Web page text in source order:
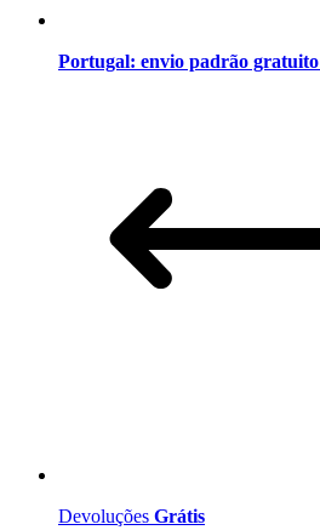
Portugal: envio padrão gratuito
Devoluções Grátis